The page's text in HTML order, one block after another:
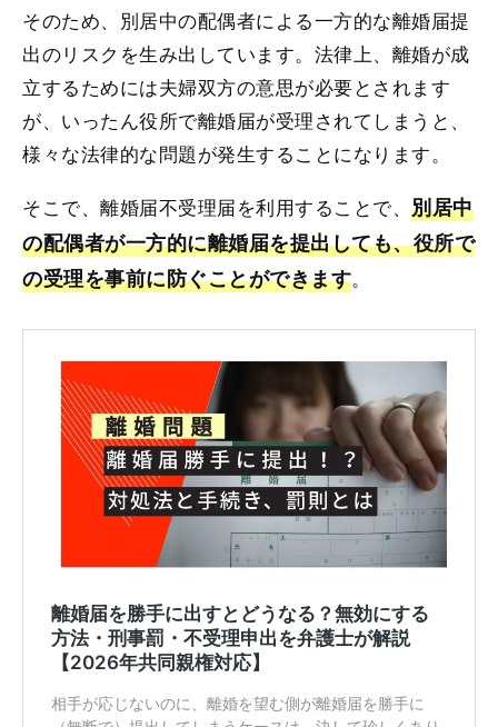
そのため、別居中の配偶者による一方的な離婚届提
出のリスクを生み出しています。法律上、離婚が成
立するためには夫婦双方の意思が必要とされます
が、いったん役所で離婚届が受理されてしまうと、
様々な法律的な問題が発生することになります。
そこで、離婚届不受理届を利用することで、別居中
の配偶者が一方的に離婚届を提出しても、役所で
の受理を事前に防ぐことができます。